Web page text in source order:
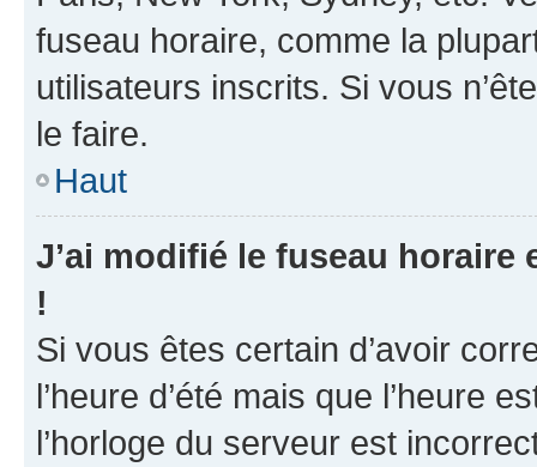
fuseau horaire, comme la
utilisateurs inscrits. Si vous
le faire.
Haut
J’ai modifié le fuseau horaire
!
Si vous êtes certain d’avoir
l’heure d’été mais que l’heure
l’horloge du serveur est